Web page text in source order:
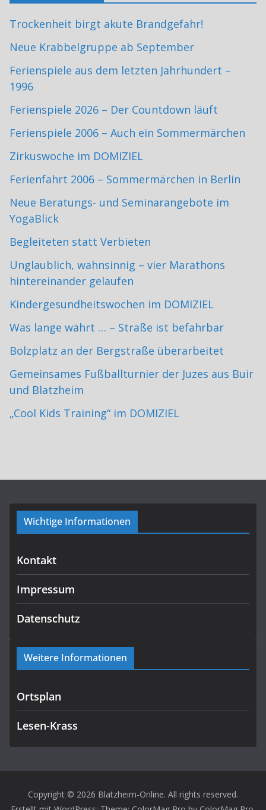
Trockenheit birgt akute Brandgefahr!
Neue Krabbelgruppe ab September
Ferienspiele aus dem letzten Jahrhundert –
1996
Ferienspiele 2026 – Der Countdown läuft
Ferienspiele 2006 – Auch ein Sommermärchen
Zirkuswoche im DOMIZIEL
Ferienfahrt 2006 – Sommermärchen in Berlin
Neue Beratungs- und Seminarangebote im
YogaBlick
Begleiteten statt Verbieten
Unglaublich, wahnsinnig – vier Marathons
hintereinander gelaufen
Kindergesundheitswochen im DOMIZIEL
Was lange währt … – Straße ist befahrbar
Bolzplatz an der Bergstraße überarbeitet
Gemeinsames Fußballturnier der Juzes aus Buir
und Blatzheim
„Cool Kids Training“ im DOMIZIEL
Wichtige Informationen
Kontakt
Impressum
Datenschutz
Weitere Informationen
Ortsplan
Lesen-Krass
Copyright © 2026 Blatzheim-Online. All rights reserved.